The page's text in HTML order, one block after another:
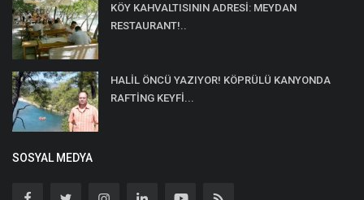
KÖY KAHVALTISININ ADRESİ: MEYDAN
RESTAURANT!..
HALİL ÖNCÜ YAZIYOR! KÖPRÜLÜ KANYONDA
RAFTİNG KEYFİ...
SOSYAL MEDYA